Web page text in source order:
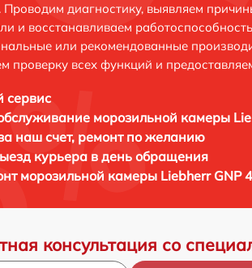
диагностику, выявляем
и восстанавливаем
или рекомендованные
проверку всех функций и
морозильной камеры
наш счет, ремонт по желанию
курьера в день обращения
морозильной камеры Liebherr GNP
консультация со